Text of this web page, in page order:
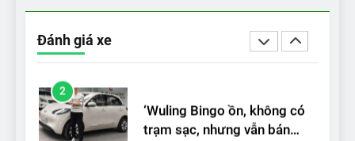
Đánh giá xe
‘Wuling Bingo ồn, không có
trạm sạc, nhưng vẫn bán
3
VinFast VF8 chinh phục Tây
Tạng: ‘Tự hào là đoàn xe